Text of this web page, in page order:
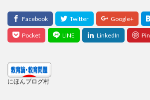
にほんブログ村